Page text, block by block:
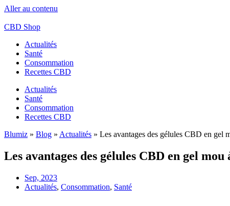
Aller au contenu
CBD Shop
Actualités
Santé
Consommation
Recettes CBD
Actualités
Santé
Consommation
Recettes CBD
Blumiz » Blog » Actualités » Les avantages des gélules CBD en gel
Les avantages des gélules CBD en gel mou
Sep, 2023
Actualités, Consommation, Santé